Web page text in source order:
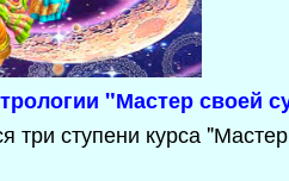
"Мастер своей
три ступени курса